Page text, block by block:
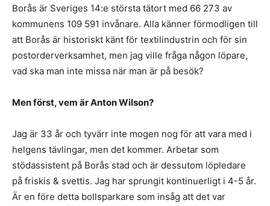
Borås är Sveriges 14:e största tätort med 66 273 av
kommunens 109 591 invånare. Alla känner förmodligen till
att Borås är historiskt känt för textilindustrin och för sin
postorderverksamhet, men jag ville fråga någon löpare,
vad ska man inte missa när man är på besök?
Men först, vem är Anton Wilson?
Jag är 33 år och tyvärr inte mogen nog för att vara med i
helgens tävlingar, men det kommer. Arbetar som
stödassistent på Borås stad och är dessutom löpledare
på friskis & svettis. Jag har sprungit kontinuerligt i 4-5 år.
Är en före detta bollsparkare som insåg att det var